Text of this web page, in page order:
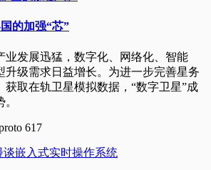
的加强“芯”
业发展迅猛，数字化、网络化、智能
升级需求日益增长。为进一步完善星务
获取在轨卫星模拟数据，“数字卫星”成
617